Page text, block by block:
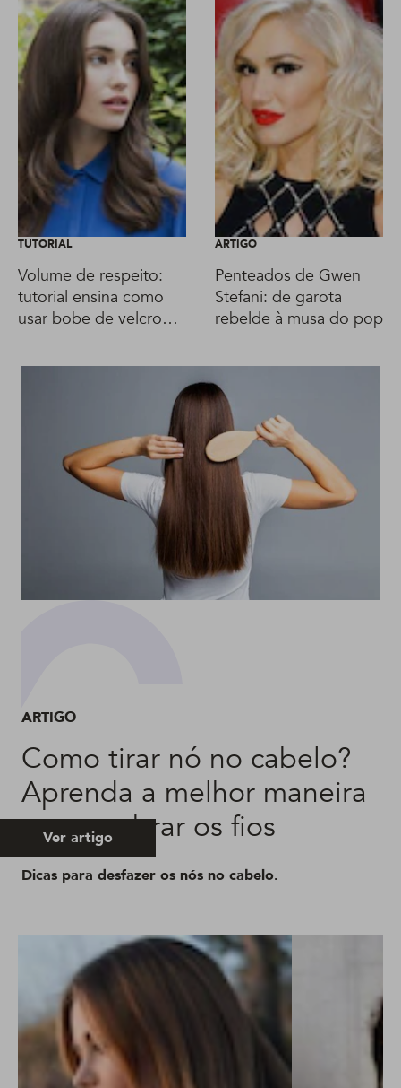
TUTORIAL
Volume de respeito:
tutorial ensina como
usar bobe de velcro
ARTIGO
Penteados de Gwen
Stefani: de garota
rebelde à musa do pop
ARTIGO
Como tirar nó no cabelo?
Aprenda a melhor maneira
sem quebrar os fios
Dicas para desfazer os nós no cabelo.
Ver artigo